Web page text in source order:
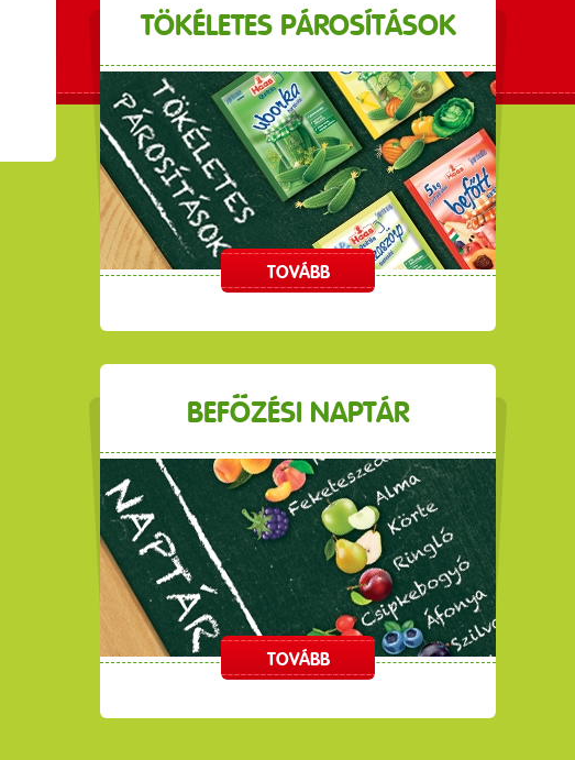
TÖKÉLETES PÁROSÍTÁSOK
TOVÁBB
BEFŐZÉSI NAPTÁR
TOVÁBB